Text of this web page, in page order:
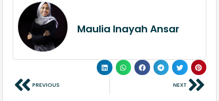
Maulia Inayah Ansar
PREVIOUS NEXT